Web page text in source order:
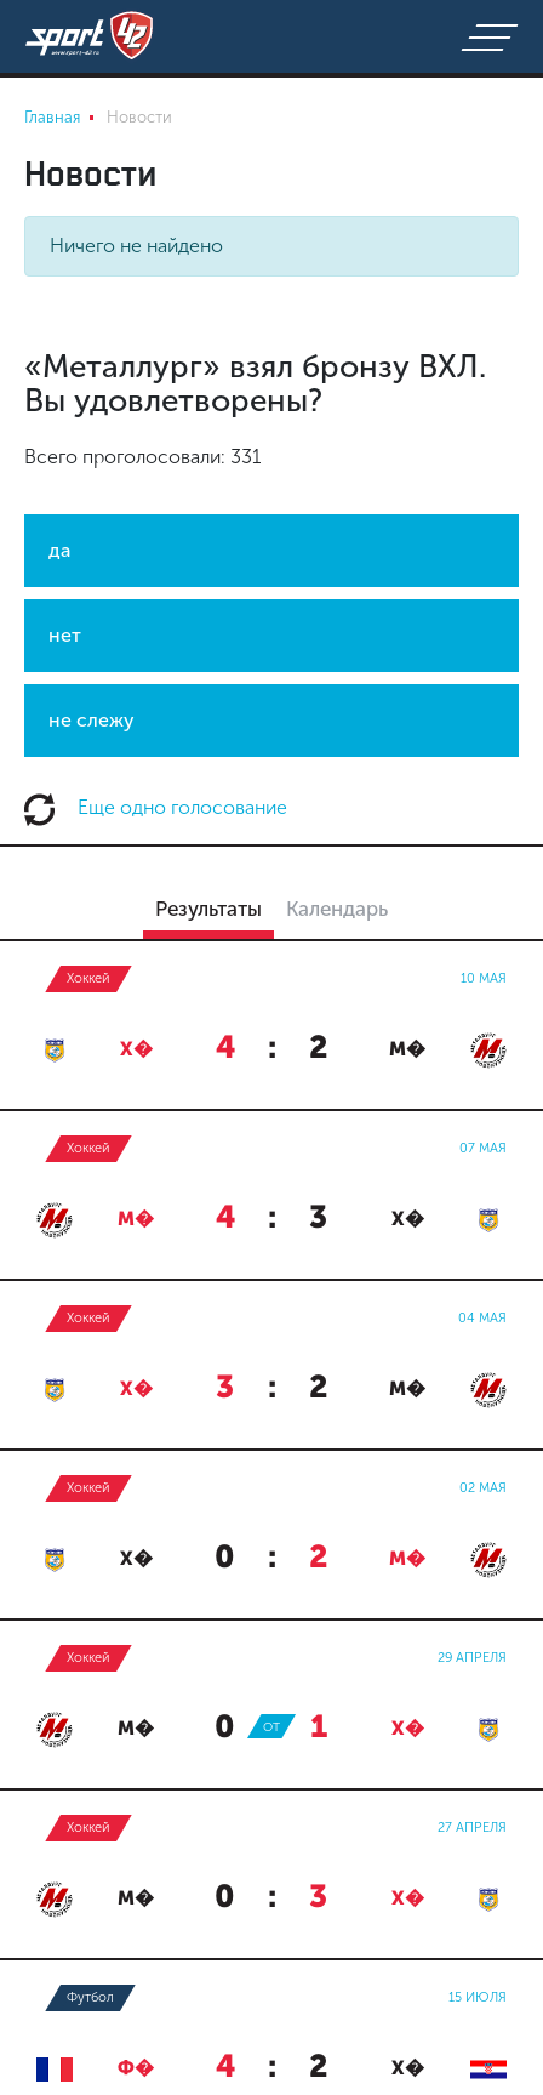
Главная Новости
Новости
Ничего не найдено
«Металлург» взял бронзу ВХЛ.
Вы удовлетворены?
Всего проголосовали: 331
да
нет
не слежу
Еще одно голосование
Результаты Календарь
Хоккей 10 МАЯ
Х� 4 : 2 М�
Хоккей 07 МАЯ
М� 4 : 3 Х�
Хоккей 04 МАЯ
Х� 3 : 2 М�
Хоккей 02 МАЯ
Х� 0 : 2 М�
Хоккей 29 АПРЕЛЯ
М� 0 : 1 Х�
ОТ
Хоккей 27 АПРЕЛЯ
М� 0 : 3 Х�
Футбол 15 ИЮЛЯ
Ф� 4 : 2 Х�